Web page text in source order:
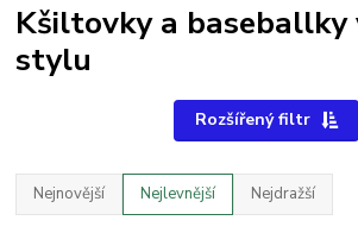
Kšiltovky a baseballky
stylu
Rozšířený filtr
Nejnovější Nejlevnější Nejdražší